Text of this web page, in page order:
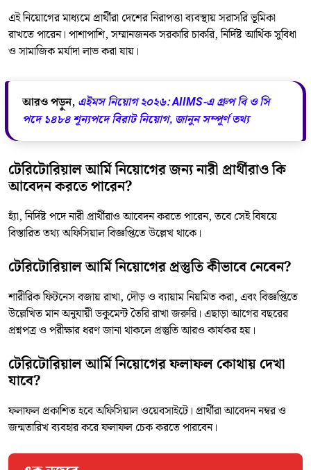
এই নিয়োগের মাধ্যমে প্রার্থীরা দেশের নিরাপত্তা ব্যবস্থায় সরাসরি ভূমিকা
রাখতে পারেন। পাশাপাশি, সম্মানজনক সরকারি চাকরি, নির্দিষ্ট আর্থিক সুবিধা
ও সামাজিক মর্যাদা লাভ করা যায়।
আরও পড়ুন, এইমস নিয়োগ ২০২৬: AIIMS-এ গ্রুপ বি ও সি
পদে ১৪৮৪ শূন্যপদে বিরাট নিয়োগ, জানুন সম্পূর্ণ তথ্য
টেরিটোরিয়াল আর্মি নিয়োগের জন্য নারী প্রার্থীরাও কি
আবেদন করতে পারেন?
হ্যাঁ, নির্দিষ্ট পদে নারী প্রার্থীরাও আবেদন করতে পারেন, তবে সেই বিষয়ে
বিস্তারিত তথ্য অফিসিয়াল বিজ্ঞপ্তিতে উল্লেখ থাকে।
টেরিটোরিয়াল আর্মি নিয়োগের প্রস্তুতি কীভাবে নেবেন?
শারীরিক ফিটনেস বজায় রাখা, দৌড় ও ব্যায়াম নিয়মিত করা, এবং বিজ্ঞপ্তিতে
উল্লেখিত মান অনুযায়ী ডকুমেন্ট তৈরি রাখা জরুরি। এছাড়া আগের বছরের
প্রশ্নপত্র ও পরীক্ষার ধরণ জানা থাকলে প্রস্তুতি আরও কার্যকর হয়।
টেরিটোরিয়াল আর্মি নিয়োগের ফলাফল কোথায় দেখা
যাবে?
ফলাফল প্রকাশিত হবে অফিসিয়াল ওয়েবসাইটে। প্রার্থীরা আবেদন নম্বর ও
জন্মতারিখ ব্যবহার করে ফলাফল চেক করতে পারবেন।